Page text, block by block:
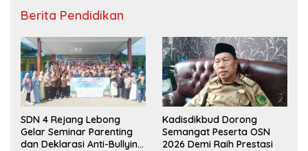
Berita Pendidikan
SDN 4 Rejang Lebong
Gelar Seminar Parenting
dan Deklarasi Anti-Bullying,
Kadisdikbud Dorong
Semangat Peserta OSN
2026 Demi Raih Prestasi